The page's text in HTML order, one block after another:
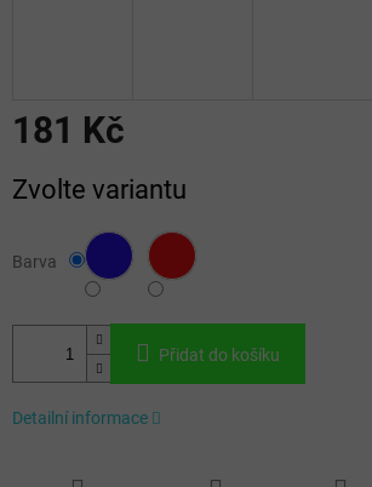
181 Kč
cena:
Zvolte variantu
Barva
Přidat do košíku
Detailní informace